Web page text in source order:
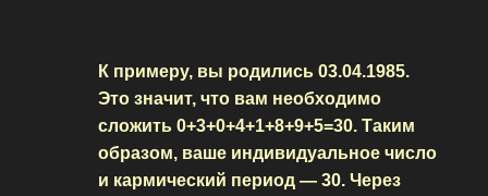
К примеру, вы родились 03.04.1985.
Это значит, что вам необходимо
сложить 0+3+0+4+1+8+9+5=30. Таким
образом, ваше индивидуальное число
и кармический период — 30. Через